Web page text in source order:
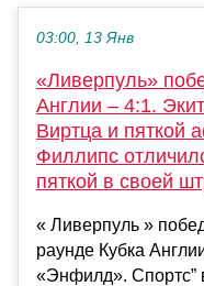
03:00, 13 Янв
«Ливерпуль»
Англии – 4:1.
Виртца и пяткой
Филлипс
пяткой в своей
« Ливерпуль »
раунде Кубка
«Энфилд». Спортс”